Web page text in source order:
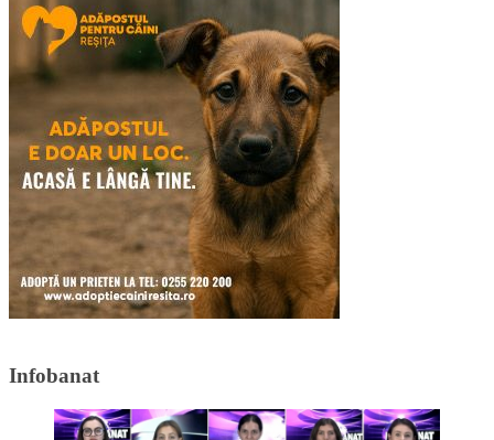
Infobanat